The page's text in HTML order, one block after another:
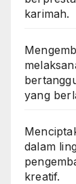
karimah.
yang
dalam
kreatif.